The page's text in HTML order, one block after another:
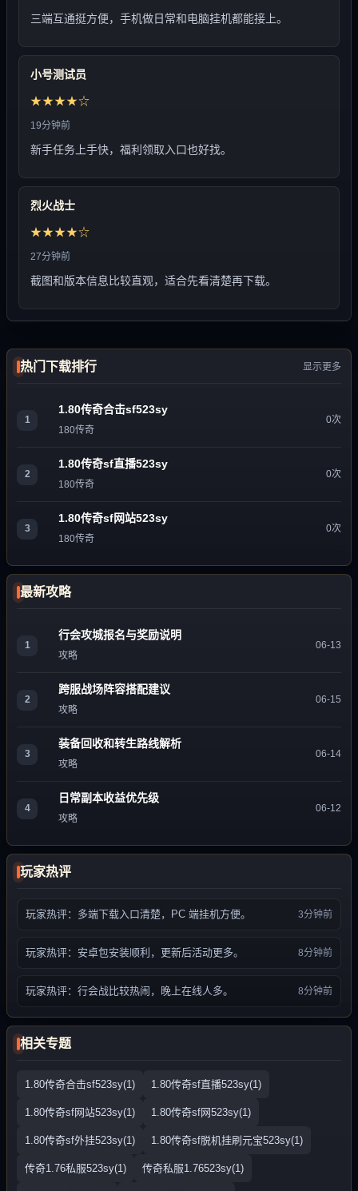
三端互通挺方便，手机做日常和电脑挂机都能接上。
小号测试员
★★★★☆
19分钟前
新手任务上手快，福利领取入口也好找。
烈火战士
★★★★☆
27分钟前
截图和版本信息比较直观，适合先看清楚再下载。
热门下载排行 显示更多
1
1.80传奇合击sf523sy
180传奇
0次
2
1.80传奇sf直播523sy
180传奇
0次
3
1.80传奇sf网站523sy
180传奇
0次
最新攻略
1
行会攻城报名与奖励说明
攻略
06-13
2
跨服战场阵容搭配建议
攻略
06-15
3
装备回收和转生路线解析
攻略
06-14
4
日常副本收益优先级
攻略
06-12
玩家热评
玩家热评：多端下载入口清楚，PC 端挂机方便。 3分钟前
玩家热评：安卓包安装顺利，更新后活动更多。 8分钟前
玩家热评：行会战比较热闹，晚上在线人多。 8分钟前
相关专题
1.80传奇合击sf523sy(1) 1.80传奇sf直播523sy(1)
1.80传奇sf网站523sy(1) 1.80传奇sf网523sy(1)
1.80传奇sf外挂523sy(1) 1.80传奇sf脱机挂刷元宝523sy(1)
传奇1.76私服523sy(1) 传奇私服1.76523sy(1)